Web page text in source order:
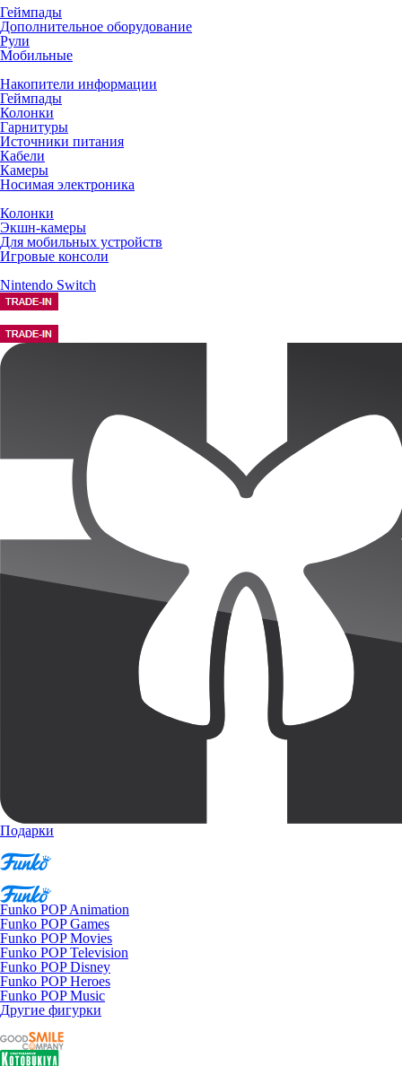
Геймпады
Дополнительное оборудование
Рули
Мобильные
Накопители информации
Геймпады
Колонки
Гарнитуры
Источники питания
Кабели
Камеры
Носимая электроника
Колонки
Экшн-камеры
Для мобильных устройств
Игровые консоли
Nintendo Switch
Подарки
Funko POP Animation
Funko POP Games
Funko POP Movies
Funko POP Television
Funko POP Disney
Funko POP Heroes
Funko POP Music
Другие фигурки